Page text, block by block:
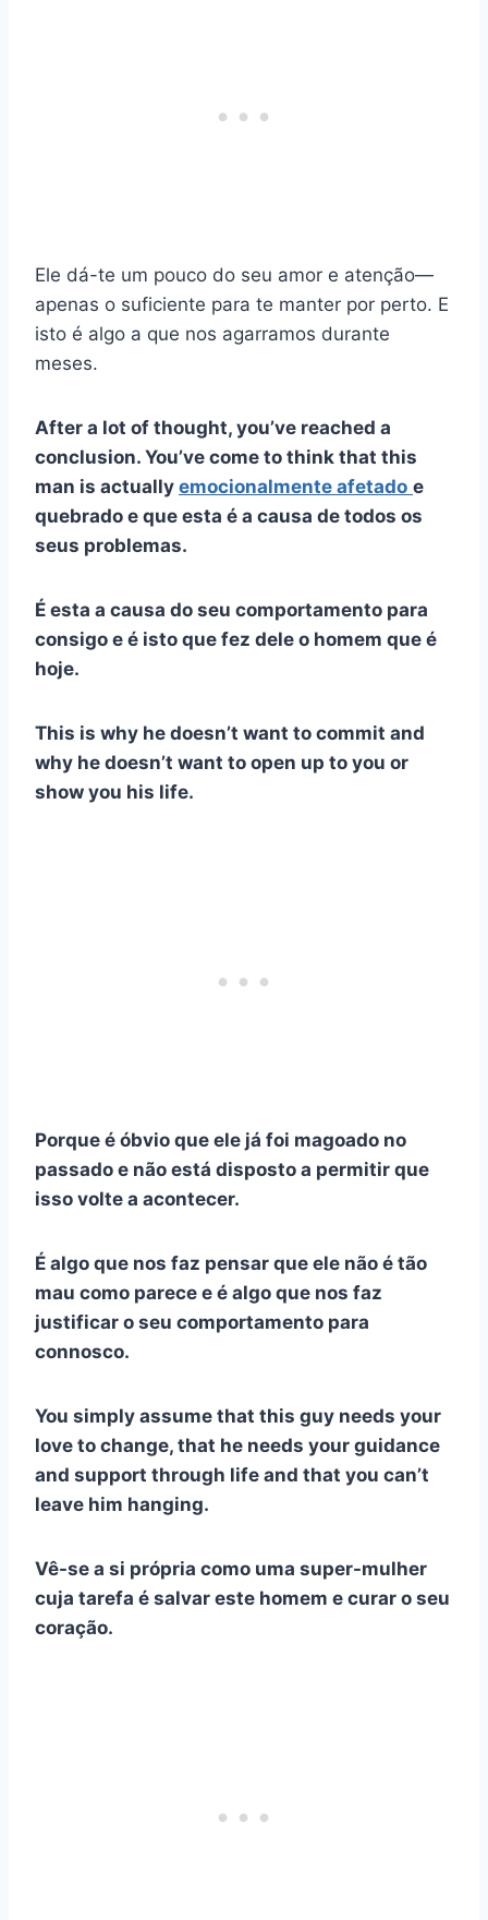
Ele dá-te um pouco do seu amor e atenção—
apenas o suficiente para te manter por perto. E
isto é algo a que nos agarramos durante
meses.
After a lot of thought, you’ve reached a
conclusion. You’ve come to think that this
man is actually emocionalmente afetado e
quebrado e que esta é a causa de todos os
seus problemas.
É esta a causa do seu comportamento para
consigo e é isto que fez dele o homem que é
hoje.
This is why he doesn’t want to commit and
why he doesn’t want to open up to you or
show you his life.
Porque é óbvio que ele já foi magoado no
passado e não está disposto a permitir que
isso volte a acontecer.
É algo que nos faz pensar que ele não é tão
mau como parece e é algo que nos faz
justificar o seu comportamento para
connosco.
You simply assume that this guy needs your
love to change, that he needs your guidance
and support through life and that you can’t
leave him hanging.
Vê-se a si própria como uma super-mulher
cuja tarefa é salvar este homem e curar o seu
coração.